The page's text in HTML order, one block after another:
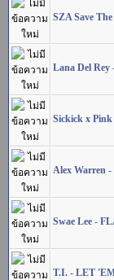
SZA Save
Lana Del Rey
Sickick x Pink
Alex Warren
Swae Lee -
T.I. - LET